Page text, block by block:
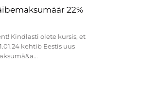
22%
et
kehtib Eestis uus